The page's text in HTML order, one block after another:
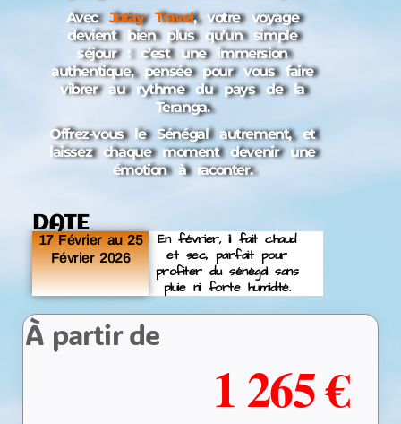
Avec Jotay Travel, votre voyage
devient bien plus qu’un simple
séjour : c’est une immersion
authentique, pensée pour vous faire
vibrer au rythme du pays de la
Teranga.
Offrez-vous le Sénégal autrement, et
laissez chaque moment devenir une
émotion à raconter.
DATE
17 Février au 25
Février 2026
En février, il fait chaud
et sec, parfait pour
profiter du sénégal sans
pluie ni forte humidité.
À partir de
1 265 €